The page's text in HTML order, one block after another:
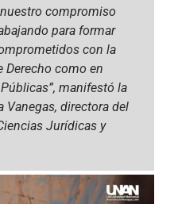
compromiso
para formar
con la
Derecho como en
manifestó la
Vanegas, directora del
Jurídicas y